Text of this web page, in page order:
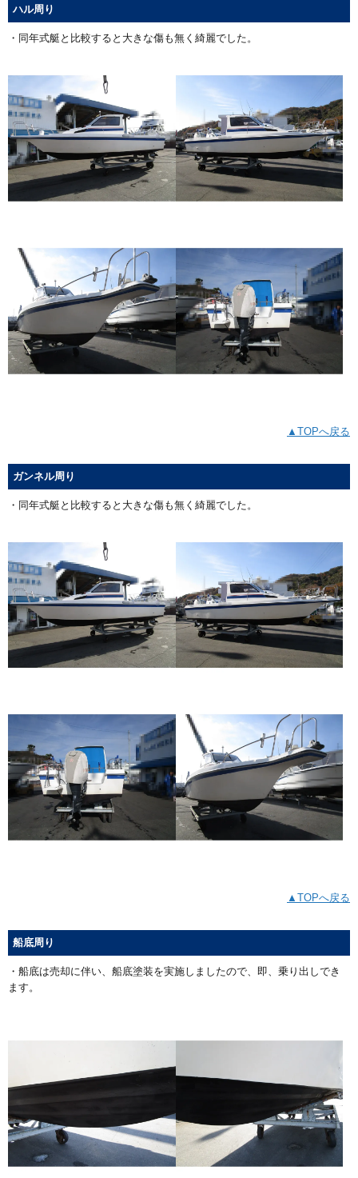
ハル周り
・同年式艇と比較すると大きな傷も無く綺麗でした。
▲TOPへ戻る
ガンネル周り
・同年式艇と比較すると大きな傷も無く綺麗でした。
▲TOPへ戻る
船底周り
・船底は売却に伴い、船底塗装を実施しましたので、即、乗り出しでき
ます。